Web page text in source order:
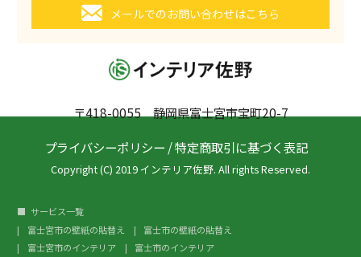
〒418-0055 静岡県富士宮市宝町20-7
メールでのお問い合わせはこちら
プライバシーポリシー /特定商取引に基づく表記
Copyright (C) 2019 インテリア佐野. All rights Reserved.
サービス一覧
富士宮市の壁紙の貼替え
富士市の壁紙の貼替え
富士宮市のインテリア
富士市のインテリア